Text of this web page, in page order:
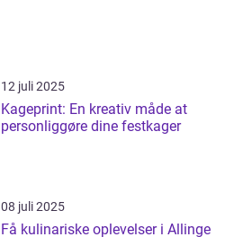
12 juli 2025
Kageprint: En kreativ måde at
personliggøre dine festkager
08 juli 2025
Få kulinariske oplevelser i Allinge